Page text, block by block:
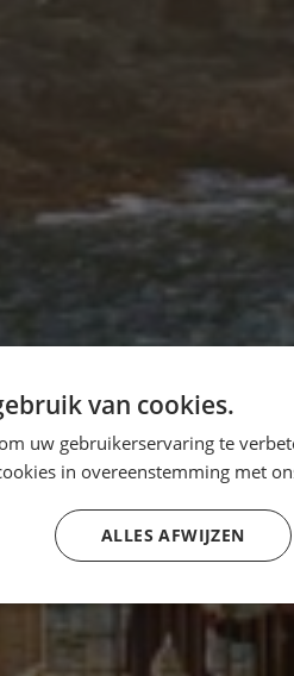
van cookies.
uw gebruikerservaring te
in overeenstemming met
ALLES AFWIJZEN